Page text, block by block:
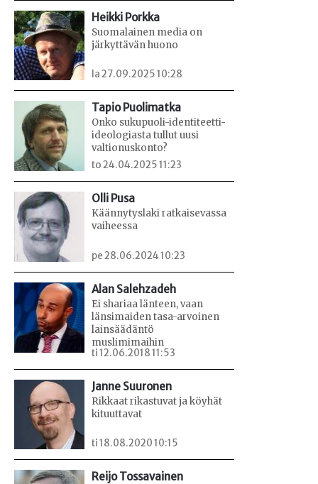
Heikki Porkka
Suomalainen media on
järkyttävän huono
la 27.09.2025 10:28
Tapio Puolimatka
Onko sukupuoli-identiteetti-
ideologiasta tullut uusi
valtionuskonto?
to 24.04.2025 11:23
Olli Pusa
Käännytyslaki ratkaisevassa
vaiheessa
pe 28.06.2024 10:23
Alan Salehzadeh
Ei shariaa länteen, vaan
länsimaiden tasa-arvoinen
lainsäädäntö
muslimimaihin
ti 12.06.2018 11:53
Janne Suuronen
Rikkaat rikastuvat ja köyhät
kituuttavat
ti 18.08.2020 10:15
Reijo Tossavainen